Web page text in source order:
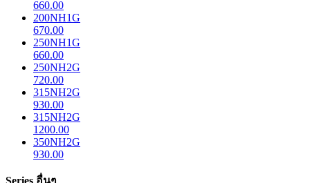
660.00
200NH1G
670.00
250NH1G
660.00
250NH2G
720.00
315NH2G
930.00
315NH2G
1200.00
350NH2G
930.00
Series อื่นๆ